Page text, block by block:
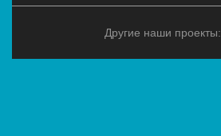
Другие наши проекты: